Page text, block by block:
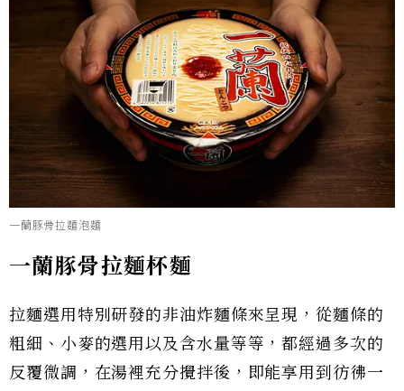
一蘭豚骨拉麵泡麵
一蘭豚骨拉麵杯麵
拉麵選用特別研發的非油炸麵條來呈現，從麵條的
粗細、小麥的選用以及含水量等等，都經過多次的
反覆微調，在湯裡充分攪拌後，即能享用到彷彿一